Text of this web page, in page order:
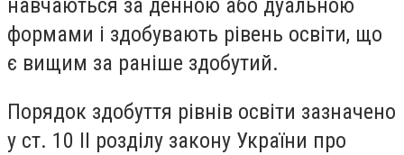
навчаються за денною або дуальною
формами і здобувають рівень освіти, що
є вищим за раніше здобутий.
Порядок здобуття рівнів освіти зазначено
у ст. 10 II розділу закону України про